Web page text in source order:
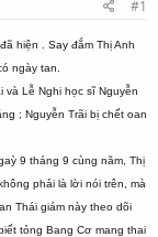
#1
hiện . Say đắm Thị Anh
ngày tan.
và Lễ Nghi học sĩ Nguyễn
; Nguyễn Trãi bị chết oan
9 tháng 9 cùng năm, Thị
phải là lời nói trên, mà
Thái giám này theo dõi
tỏng Bang Cơ mang thai